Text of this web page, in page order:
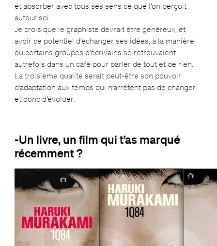
et absorber avec tous ses sens ce que l’on perçoit
autour soi.
Je crois que le graphiste devrait être généreux, et
avoir ce potentiel d’échanger ses idées, à la manière
où certains groupes d’écrivains se retrouvaient
autrefois dans un café pour parler de tout et de rien.
La troisième qualité serait peut-être son pouvoir
d’adaptation aux temps qui n’arrêtent pas de changer
et donc d’évoluer.
-Un livre, un film qui t’as marqué
récemment ?